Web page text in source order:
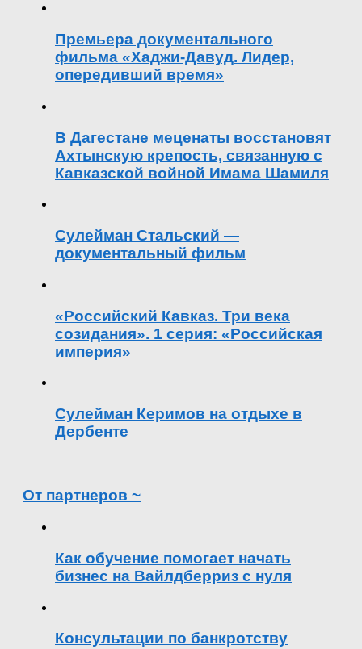
Премьера документального
фильма «Хаджи-Давуд. Лидер,
опередивший время»
В Дагестане меценаты восстановят
Ахтынскую крепость, связанную с
Кавказской войной Имама Шамиля
Сулейман Стальский —
документальный фильм
«Российский Кавказ. Три века
созидания». 1 серия: «Российская
империя»
Сулейман Керимов на отдыхе в
Дербенте
От партнеров ~
Как обучение помогает начать
бизнес на Вайлдберриз с нуля
Консультации по банкротству